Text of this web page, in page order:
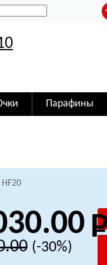
Парафины
(-30%)